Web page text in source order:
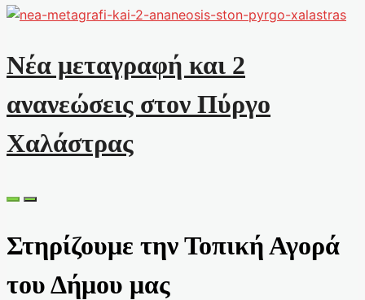
Νέα μεταγραφή και 2
ανανεώσεις στον Πύργο
Χαλάστρας
Στηρίζουμε την Τοπική Αγορά
του Δήμου μας